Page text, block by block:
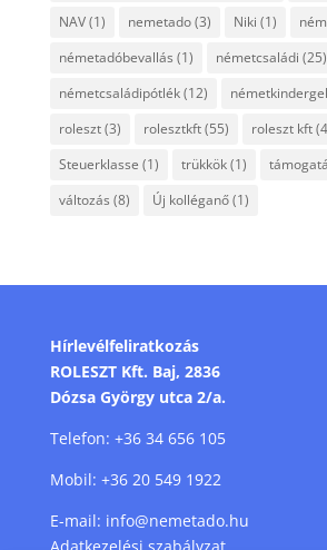
NAV(1) nemetado(3) Niki (1)
németadóbevallás (1) németcsaládi (25)
németcsaládipótlék(12)
roleszt(3) rolesztkft(55) roleszt kft
Steuerklasse (1) trükkök(1)
változás (8) Új kolléganő(1)
Hírlevélfeliratkozás
ROLESZT Kft. Baj, 2836
Dózsa György utca 2/a.
Telefon: +36 34 656 105
Mobil: +36 20 549 1922
E-mail: info@nemetado.hu